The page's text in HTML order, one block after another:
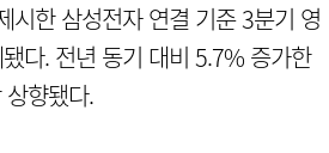
시한 삼성전자 연결 기준 3분기 영
다. 전년 동기 대비 5.7% 증가한
향됐다.